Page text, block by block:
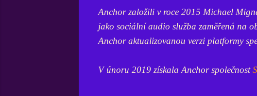
Anchor založili v roce 2015 Michael
jako sociální audio služba zaměřená na
Anchor aktualizovanou verzi platformy
V únoru 2019 získala Anchor společnost